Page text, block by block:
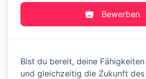
Bewerben
Bist du bereit, deine
und gleichzeitig die Zukunft des